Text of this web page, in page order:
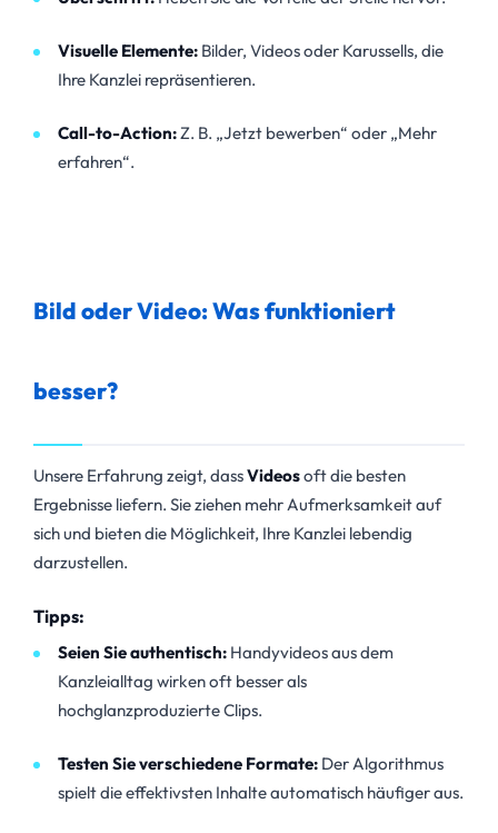
Visuelle Elemente: Bilder, Videos oder Karussells, die
Ihre Kanzlei repräsentieren.
Call-to-Action:Z. B. „Jetzt bewerben“ oder „Mehr
erfahren“.
Bild oder Video: Was funktioniert
besser?
Unsere Erfahrung zeigt, dassVideosoft die besten
Ergebnisse liefern. Sie ziehen mehr Aufmerksamkeit auf
sich und bieten die Möglichkeit, Ihre Kanzlei lebendig
darzustellen.
Tipps:
Seien Sie authentisch: Handyvideos aus dem
Kanzleialltag wirken oft besser als
hochglanzproduzierte Clips.
Testen Sie verschiedene Formate: Der Algorithmus
spielt die effektivsten Inhalte automatisch häufiger aus.